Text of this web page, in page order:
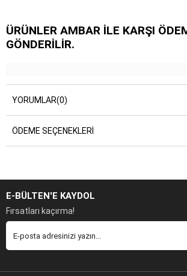
ÜRÜNLER AMBAR İLE KARŞI
GÖNDERİLİR.
YORUMLAR(0)
ÖDEME SEÇENEKLERI
E-BÜLTEN'E KAYDOL
Fırsatları kaçırma!